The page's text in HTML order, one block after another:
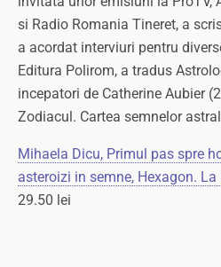
si Radio Romania Tineret, a
a acordat interviuri pentru
Editura Polirom, a tradus
incepatori de Catherine Aubier
Zodiacul. Cartea semnelor
Mihaela Dicu, Primul pas spre
asteroizi in semne, Hexagon.
29.50 lei